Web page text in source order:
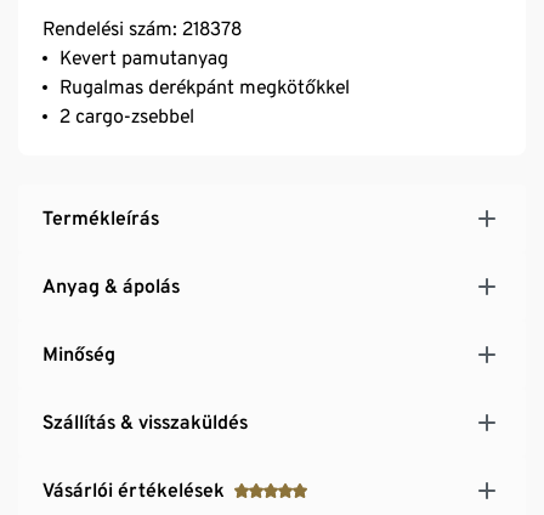
Rendelési szám: 218378
Kevert pamutanyag
Rugalmas derékpánt megkötőkkel
2 cargo-zsebbel
Termékleírás
Anyag & ápolás
Minőség
Szállítás & visszaküldés
Vásárlói értékelések